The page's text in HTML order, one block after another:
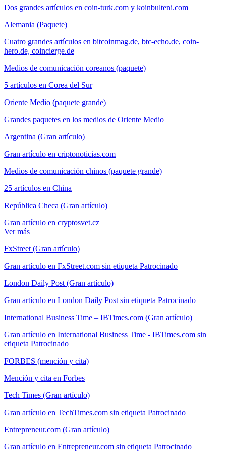
Dos grandes artículos en coin-turk.com y koinbulteni.com
Alemania (Paquete)
Cuatro grandes artículos en bitcoinmag.de, btc-echo.de, coin-
hero.de, coincierge.de
Medios de comunicación coreanos (paquete)
5 artículos en Corea del Sur
Oriente Medio (paquete grande)
Grandes paquetes en los medios de Oriente Medio
Argentina (Gran artículo)
Gran artículo en criptonoticias.com
Medios de comunicación chinos (paquete grande)
25 artículos en China
República Checa (Gran artículo)
Gran artículo en cryptosvet.cz
Ver más
FxStreet (Gran artículo)
Gran artículo en FxStreet.com sin etiqueta Patrocinado
London Daily Post (Gran artículo)
Gran artículo en London Daily Post sin etiqueta Patrocinado
International Business Time – IBTimes.com (Gran artículo)
Gran artículo en International Business Time - IBTimes.com sin
etiqueta Patrocinado
FORBES (mención y cita)
Mención y cita en Forbes
Tech Times (Gran artículo)
Gran artículo en TechTimes.com sin etiqueta Patrocinado
Entrepreneur.com (Gran artículo)
Gran artículo en Entrepreneur.com sin etiqueta Patrocinado